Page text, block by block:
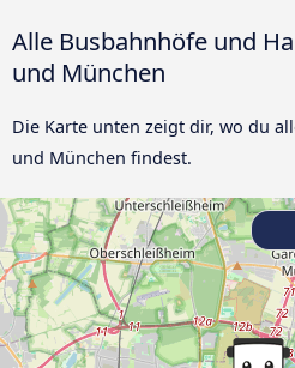
Alle Busbahnhöfe und
und München
Die Karte unten zeigt dir, wo du
und München findest.